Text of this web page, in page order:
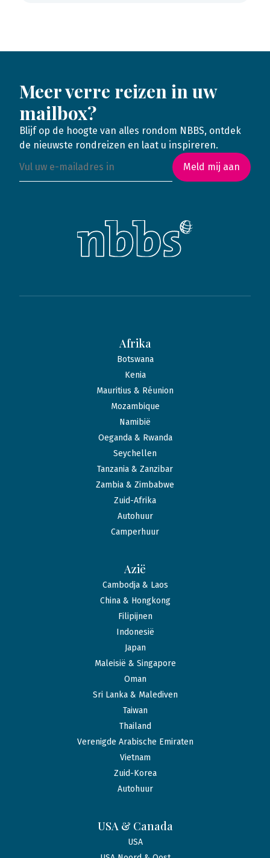
Meer verre reizen in uw
mailbox?
Blijf op de hoogte van alles rondom NBBS, ontdek
de nieuwste rondreizen en laat u inspireren.
Meld mij aan
Afrika
Botswana
Kenia
Mauritius & Réunion
Mozambique
Namibië
Oeganda & Rwanda
Seychellen
Tanzania & Zanzibar
Zambia & Zimbabwe
Zuid-Afrika
Autohuur
Camperhuur
Azië
Cambodja & Laos
China & Hongkong
Filipijnen
Indonesië
Japan
Maleisië & Singapore
Oman
Sri Lanka & Malediven
Taiwan
Thailand
Verenigde Arabische Emiraten
Vietnam
Zuid-Korea
Autohuur
USA & Canada
USA